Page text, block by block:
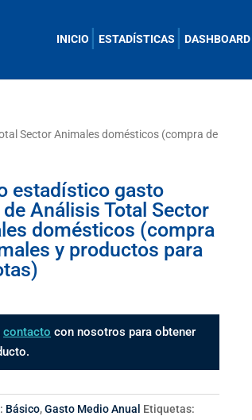
INICIO ESTADÍSTICAS DASHBOARD
Sector Animales domésticos (compra de
estadístico gasto
Análisis Total Sector
domésticos (compra
y productos para
contacto con nosotros para obtener
Básico,Gasto Medio Anual Etiquetas: